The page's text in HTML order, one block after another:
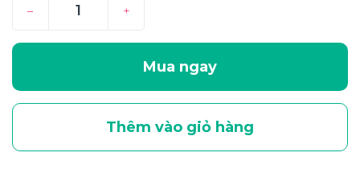
– +
Mua ngay
Thêm vào giỏ hàng